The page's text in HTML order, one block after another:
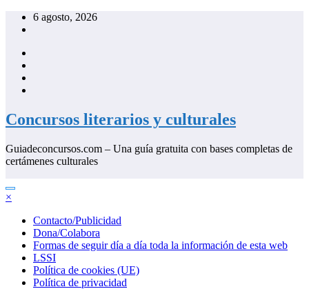
Saltar
6 agosto, 2026
Concursos literarios y culturales
Guiadeconcursos.com – Una guía gratuita con bases completas de
certámenes culturales
×
Contacto/Publicidad
Dona/Colabora
Formas de seguir día a día toda la información de esta web
LSSI
Política de cookies (UE)
Política de privacidad